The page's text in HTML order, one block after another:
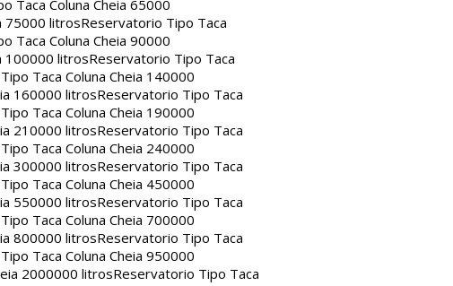
Taca Coluna Cheia 65000
75000 litrosReservatorio Tipo Taca
Taca Coluna Cheia 90000
100000 litrosReservatorio Tipo Taca
Taca Coluna Cheia 140000
160000 litrosReservatorio Tipo Taca
Taca Coluna Cheia 190000
210000 litrosReservatorio Tipo Taca
Taca Coluna Cheia 240000
300000 litrosReservatorio Tipo Taca
Taca Coluna Cheia 450000
550000 litrosReservatorio Tipo Taca
Taca Coluna Cheia 700000
800000 litrosReservatorio Tipo Taca
Taca Coluna Cheia 950000
2000000 litrosReservatorio Tipo Taca